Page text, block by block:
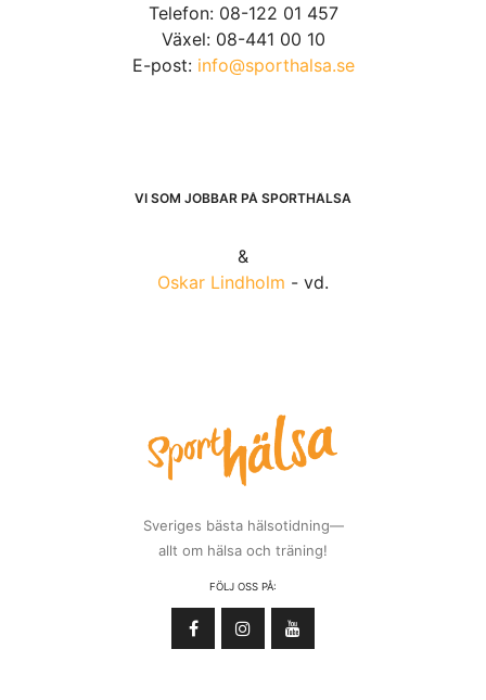
Telefon: 08-122 01 457
Växel: 08-441 00 10
E-post: info@sporthalsa.se
VI SOM JOBBAR PÅ SPORTHÄLSA
&
Oskar Lindholm - vd.
Sveriges bästa hälsotidning—
allt om hälsa och träning!
FÖLJ OSS PÅ: